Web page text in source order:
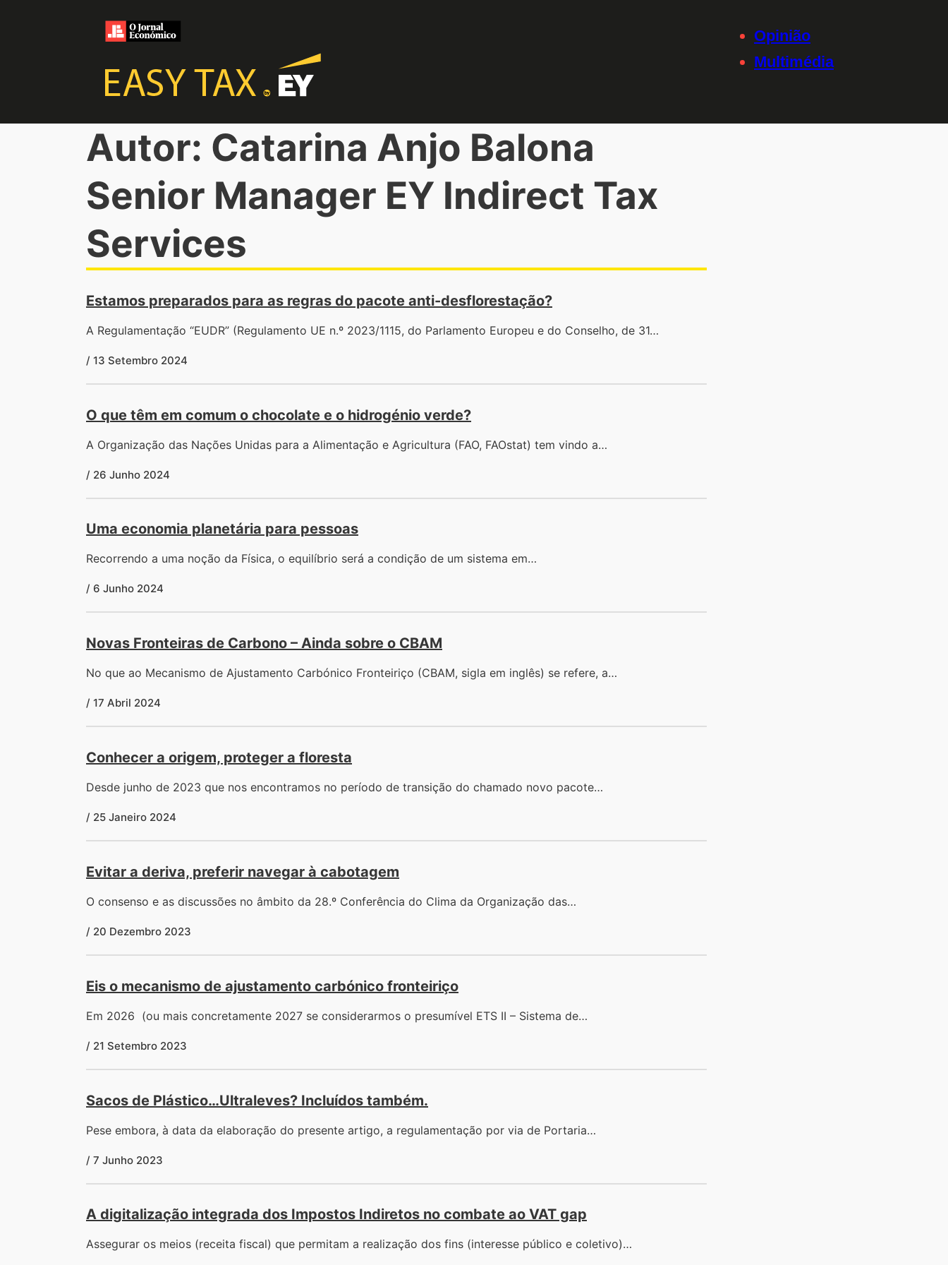
Opinião
Multimédia
Autor: Catarina Anjo Balona
Senior Manager EY Indirect Tax
Services
Estamos preparados para as regras do pacote anti-desflorestação?
A Regulamentação “EUDR” (Regulamento UE n.º 2023/1115, do Parlamento Europeu e do Conselho, de 31…
/ 13 Setembro 2024
O que têm em comum o chocolate e o hidrogénio verde?
A Organização das Nações Unidas para a Alimentação e Agricultura (FAO, FAOstat) tem vindo a…
/ 26 Junho 2024
Uma economia planetária para pessoas
Recorrendo a uma noção da Física, o equilíbrio será a condição de um sistema em…
/ 6 Junho 2024
Novas Fronteiras de Carbono – Ainda sobre o CBAM
No que ao Mecanismo de Ajustamento Carbónico Fronteiriço (CBAM, sigla em inglês) se refere, a…
/ 17 Abril 2024
Conhecer a origem, proteger a floresta
Desde junho de 2023 que nos encontramos no período de transição do chamado novo pacote…
/ 25 Janeiro 2024
Evitar a deriva, preferir navegar à cabotagem
O consenso e as discussões no âmbito da 28.º Conferência do Clima da Organização das…
/ 20 Dezembro 2023
Eis o mecanismo de ajustamento carbónico fronteiriço
Em 2026 (ou mais concretamente 2027 se considerarmos o presumível ETS II – Sistema de…
/ 21 Setembro 2023
Sacos de Plástico…Ultraleves? Incluídos também.
Pese embora, à data da elaboração do presente artigo, a regulamentação por via de Portaria…
/ 7 Junho 2023
A digitalização integrada dos Impostos Indiretos no combate ao VAT gap
Assegurar os meios (receita fiscal) que permitam a realização dos fins (interesse público e coletivo)…